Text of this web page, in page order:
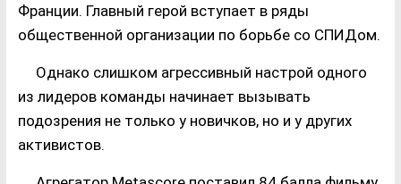
Франции. Главный герой вступает в ряды
общественной организации по борьбе со СПИДом.
Однако слишком агрессивный настрой одного
из лидеров команды начинает вызывать
подозрения не только у новичков, но и у других
активистов.